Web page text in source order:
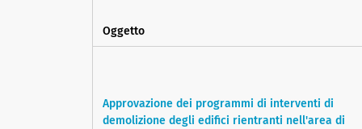
Oggetto
Approvazione dei programmi di interventi di
demolizione degli edifici rientranti nell'area di